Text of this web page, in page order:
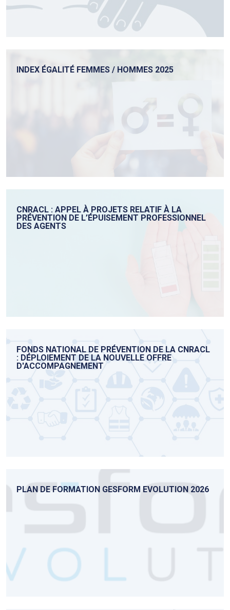
INDEX ÉGALITÉ FEMMES / HOMMES 2025
CNRACL : APPEL À PROJETS RELATIF À LA
PRÉVENTION DE L’ÉPUISEMENT PROFESSIONNEL
DES AGENTS
FONDS NATIONAL DE PRÉVENTION DE LA CNRACL
: DÉPLOIEMENT DE LA NOUVELLE OFFRE
D'ACCOMPAGNEMENT
PLAN DE FORMATION GESFORM EVOLUTION 2026